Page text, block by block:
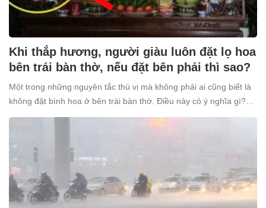
Khi thắp hương, người giàu luôn đặt lọ hoa
bên trái bàn thờ, nếu đặt bên phải thì sao?
Một trong những nguyên tắc thú vị mà không phải ai cũng biết là
không đặt bình hoa ở bên trái bàn thờ. Điều này có ý nghĩa gì?
Tại sao nhiều người giàu lại kiêng kỵ điều này?